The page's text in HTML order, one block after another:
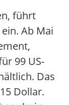
führt
Ab Mai
99 US-
Das
Dollar.